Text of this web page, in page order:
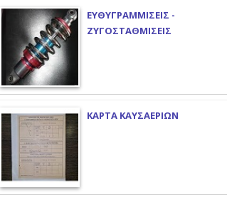
ΕΥΘΥΓΡΑΜΜΙΣΕΙΣ -
ΖΥΓΟΣΤΑΘΜΙΣΕΙΣ
ΚΑΡΤΑ ΚΑΥΣΑΕΡΙΩΝ